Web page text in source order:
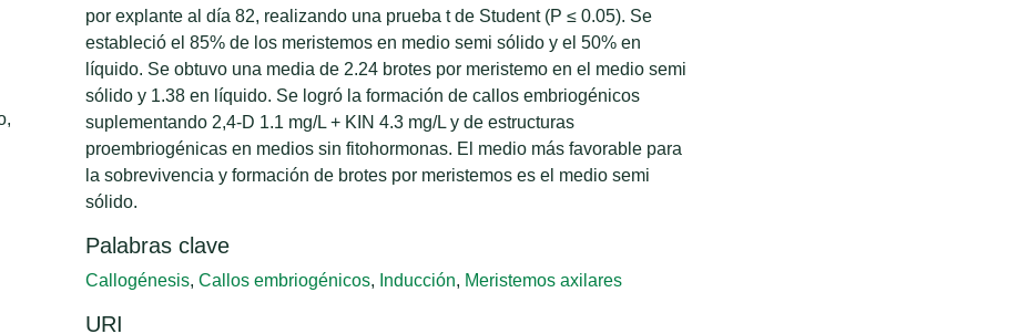
por explante al día 82, realizando una prueba t de Student (P ≤ 0.05). Se
estableció el 85% de los meristemos en medio semi sólido y el 50% en
líquido. Se obtuvo una media de 2.24 brotes por meristemo en el medio semi
sólido y 1.38 en líquido. Se logró la formación de callos embriogénicos
suplementando 2,4-D 1.1 mg/L + KIN 4.3 mg/L y de estructuras
proembriogénicas en medios sin fitohormonas. El medio más favorable para
la sobrevivencia y formación de brotes por meristemos es el medio semi
sólido.
Palabras clave
Callogénesis, Callos embriogénicos, Inducción, Meristemos axilares
URI